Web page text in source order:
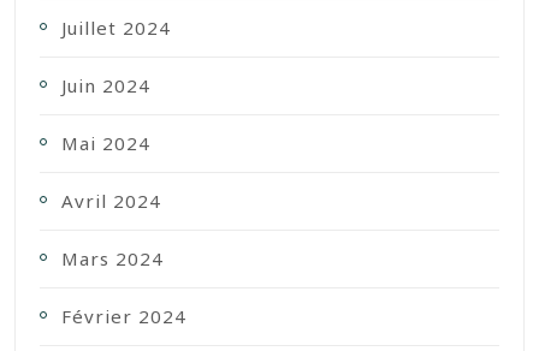
Juillet 2024
Juin 2024
Mai 2024
Avril 2024
Mars 2024
Février 2024